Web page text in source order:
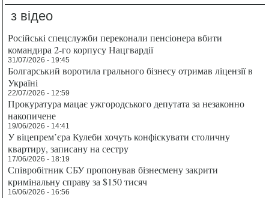
з відео
Російські спецслужби переконали пенсіонера вбити
командира 2-го корпусу Нацгвардії
31/07/2026 - 19:45
Болгарський воротила грального бізнесу отримав ліцензії в
Україні
22/07/2026 - 12:59
Прокуратура мацає ужгородського депутата за незаконно
накопичене
19/06/2026 - 14:41
У віцепрем’єра Кулеби хочуть конфіскувати столичну
квартиру, записану на сестру
17/06/2026 - 18:19
Співробітник СБУ пропонував бізнесмену закрити
кримінальну справу за $150 тисяч
16/06/2026 - 16:56